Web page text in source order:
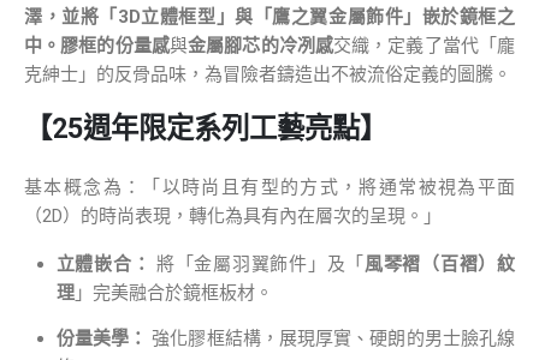
澤，並將「3D立體框型」與「鷹之翼金屬飾件」嵌於鏡框之
中。膠框的份量感與金屬腳芯的冷冽感交織，定義了當代「龐
克紳士」的反骨品味，為冒險者鑄造出不被流俗定義的圖騰。
【25週年限定系列工藝亮點】
基本概念為：「以時尚且有型的方式，將通常被視為平面
（2D）的時尚表現，轉化為具有內在層次的呈現。」
立體嵌合： 將「金屬羽翼飾件」及「 風琴褶（百褶）紋
理」完美融合於鏡框板材。
份量美學： 強化膠框結構，展現厚實、硬朗的男士臉孔線